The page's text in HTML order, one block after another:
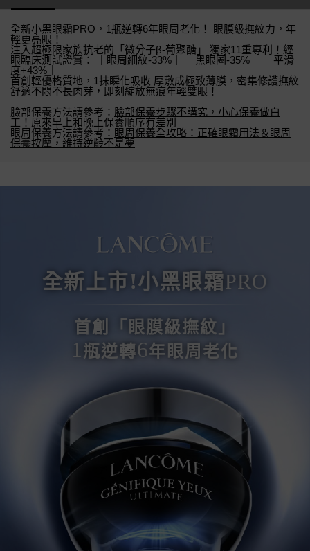
全新小黑眼霜PRO，1瓶逆轉6年眼周老化！ 眼膜級撫紋力，年
輕更亮眼！
注入超極限家族抗老的「微分子β-葡聚醣」 獨家11重專利！經
眼臨床測試證實： ｜眼周細紋-33%｜ ｜黑眼圈-35%｜ ｜平滑
度+43%｜
首創輕優格質地，1抹瞬化吸收 厚敷成極致薄膜，密集修護撫紋
舒適不悶不長肉芽，即刻綻放無痕年輕雙眼！
臉部保養方法請參考： 臉部保養步驟不講究，小心保養做白
工！原來早上和晚上保養順序有差別
眼周保養方法請參考： 眼周保養全攻略：正確眼霜用法＆眼周
保養按摩，維持逆齡不是夢
全新上市!小黑眼霜PRO
首創「眼膜級撫紋」
1 瓶逆轉6年眼周老化